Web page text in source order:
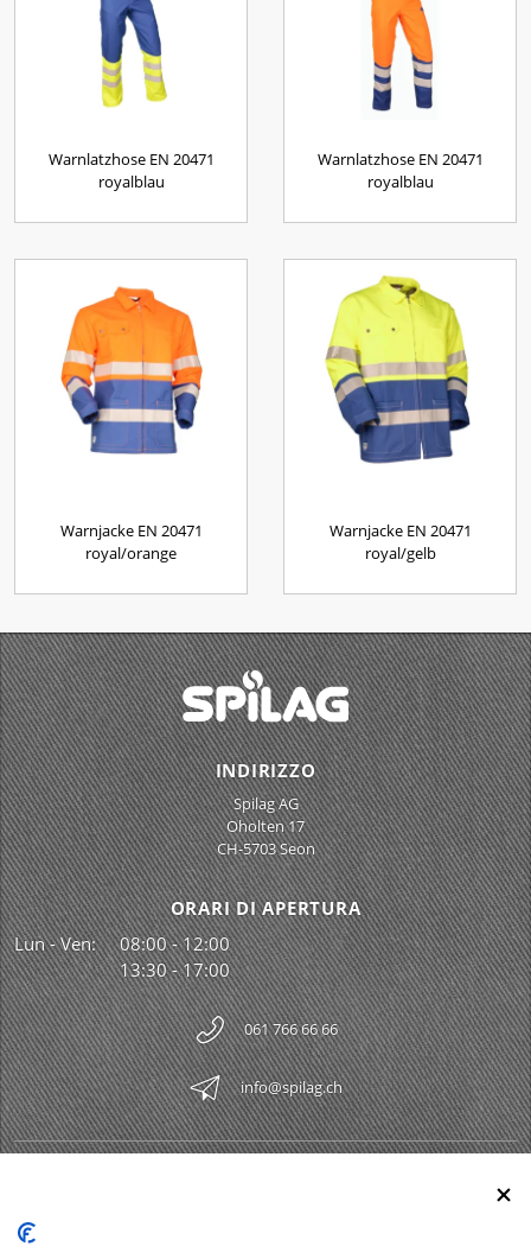
Warnlatzhose EN 20471
royalblau
Warnlatzhose EN 20471
royalblau
Warnjacke EN 20471
royal/orange
Warnjacke EN 20471
royal/gelb
INDIRIZZO
Spilag AG
Oholten 17
CH-5703 Seon
ORARI DI APERTURA
Lun - Ven:
08:00 - 12:00
13:30 - 17:00
061 766 66 66
info@spilag.ch
LEGAL